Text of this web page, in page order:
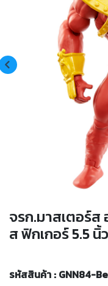
จรก.มาสเตอร์ส
ส ฟิกเกอร์ 5.5
รหัสสินค้า : GNN84-